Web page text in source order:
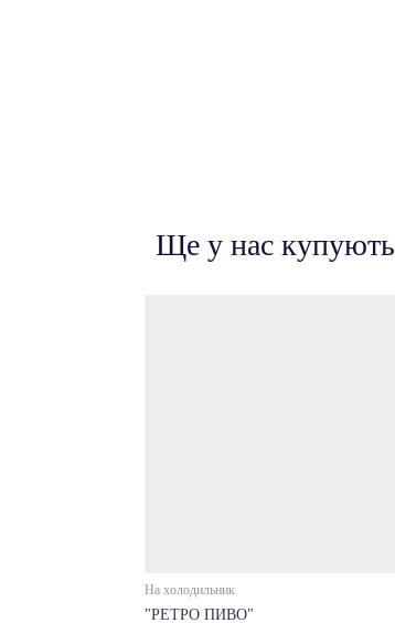
Ще у нас купують
На холодильник
"РЕТРО ПИВО"